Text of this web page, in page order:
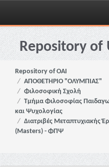
Skip
navigationRepository of
Repository of OAI
ΑΠΟΘΕΤΗΡΙΟ "ΟΛΥΜΠΙΑΣ"
Φιλοσοφική Σχολή
Τμήμα Φιλοσοφίας
και Ψυχολογίας
Διατριβές Μεταπτυχιακής
(Masters) - ΦΠΨ